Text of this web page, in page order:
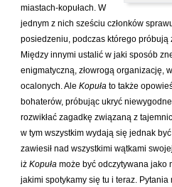
Jocher Waldemar
Jonaszko Jolanta
Juzyszyn Wojciech
Kain Dawid
Kalenin Magdalena
Kamiński Gabriel Leonard
Kaniecka-Mazurek Anna
Kántor Péter
Keineg Paol
miastach-kopułach. W
jednym z nich sześciu członków
posiedzeniu, podczas którego
Między innymi ustalić w jaki sposób
enigmatyczną, złowrogą organizację,
ocalonych. Ale Kopułato także
bohaterów, próbując ukryć
rozwikłać zagadkę związaną z
w tym wszystkim wydają się jednak
zawiesił nad wszystkimi wątkami
iż Kopułamoże być odczytywana jako
jakimi spotykamy się tu i teraz.